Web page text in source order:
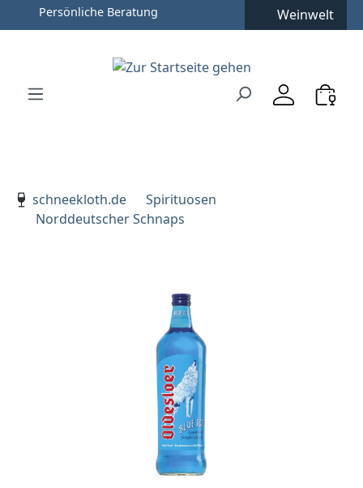
Zum Hauptinhalt springen
Zur Hauptnavigation springen
Persönliche Beratung Weinwelt
schneekloth.de
Spirituosen
Norddeutscher Schnaps
Bildergalerie überspringen